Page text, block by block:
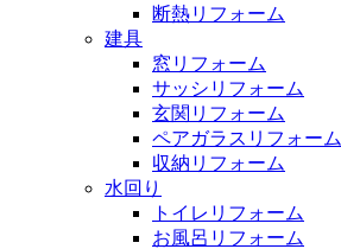
断熱リフォーム
建具
窓リフォーム
サッシリフォーム
玄関リフォーム
ペアガラスリフォーム
収納リフォーム
水回り
トイレリフォーム
お風呂リフォーム